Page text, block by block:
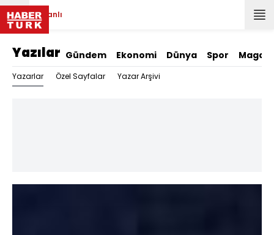
Canlı
Yazılar Gündem Ekonomi Dünya Spor
Yazarlar Özel Sayfalar Yazar Arşivi